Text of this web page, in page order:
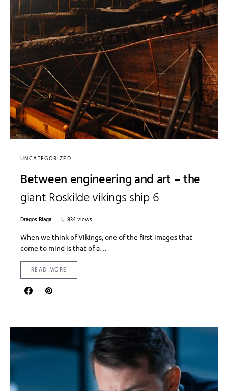
UNCATEGORIZED
Between engineering and art – the
giant Roskilde vikings ship 6
Dragos Blaga
834 views
When we think of Vikings, one of the first images that
come to mind is that of a…
READ MORE